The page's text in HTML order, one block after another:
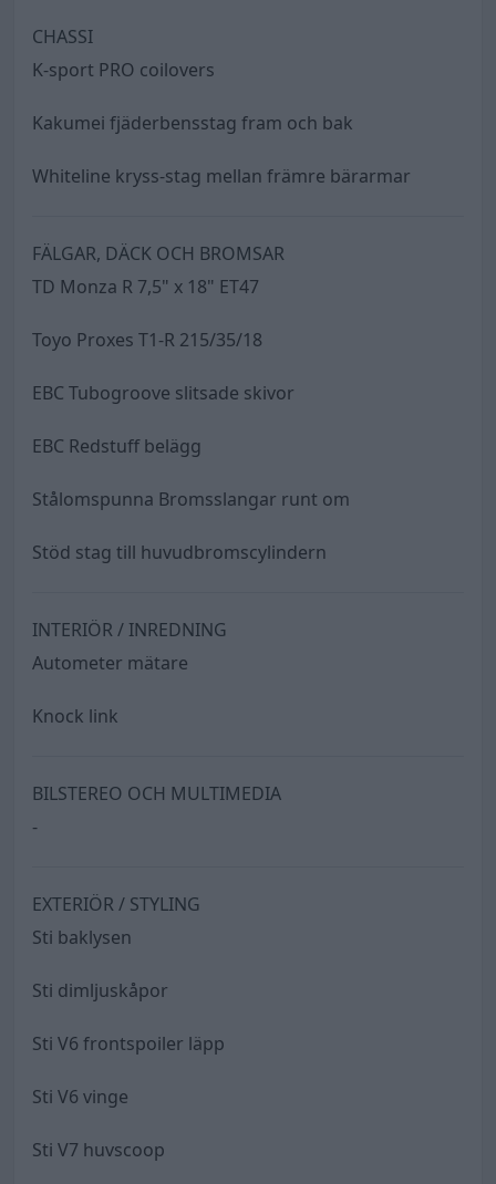
CHASSI
K-sport PRO coilovers
Kakumei fjäderbensstag fram och bak
Whiteline kryss-stag mellan främre bärarmar
FÄLGAR, DÄCK OCH BROMSAR
TD Monza R 7,5" x 18" ET47
Toyo Proxes T1-R 215/35/18
EBC Tubogroove slitsade skivor
EBC Redstuff belägg
Stålomspunna Bromsslangar runt om
Stöd stag till huvudbromscylindern
INTERIÖR / INREDNING
Autometer mätare
Knock link
BILSTEREO OCH MULTIMEDIA
-
EXTERIÖR / STYLING
Sti baklysen
Sti dimljuskåpor
Sti V6 frontspoiler läpp
Sti V6 vinge
Sti V7 huvscoop